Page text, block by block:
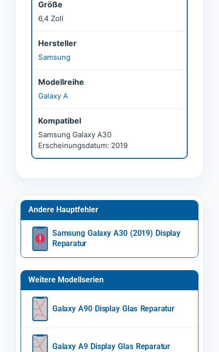
Größe
6,4 Zoll
Hersteller
Samsung
Modellreihe
Galaxy A
Kompatibel
Samsung Galaxy A30
Erscheinungsdatum: 2019
Andere Hauptfehler
Samsung Galaxy A30 (2019) Display
Reparatur
Weitere Modellserien
Galaxy A90 Display Glas Reparatur
Galaxy A9 Display Glas Reparatur